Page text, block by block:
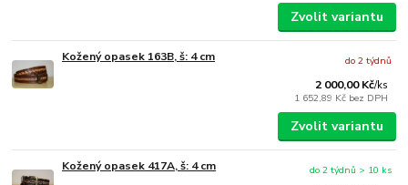
Zvolit variantu
Kožený opasek 163B, š: 4 cm
2 000,00 Kč/ks
1 652,89 Kč bez DPH
do 2 týdnů
Zvolit variantu
Kožený opasek 417A, š: 4 cm
do 2 týdnů > 10 ks